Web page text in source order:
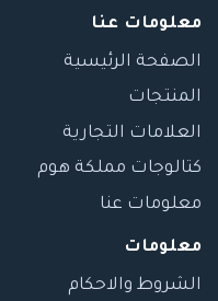
معلومات عنا
الصفحة الرئيسية
المنتجات
العلامات التجارية
كتالوجات مملكة هوم
معلومات عنا
معلومات
الشروط والاحكام